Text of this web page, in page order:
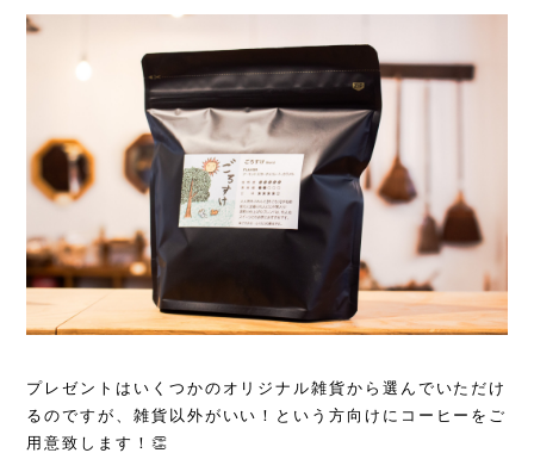
プレゼントはいくつかのオリジナル雑貨から選んでいただけ
るのですが、雑貨以外がいい！という方向けにコーヒーをご
用意致します！👏